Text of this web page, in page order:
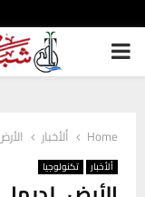
PRIMARY
Home ألأخبار الأرض لديها “6
ألأخبار تكنولوجيا